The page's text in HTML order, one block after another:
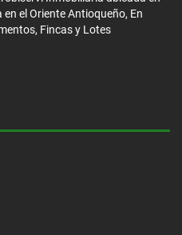
el Oriente Antioqueño, En
Fincas y Lotes